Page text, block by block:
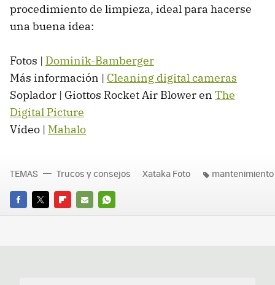
procedimiento de limpieza, ideal para hacerse
una buena idea:
Fotos | Dominik-Bamberger
Más información | Cleaning digital cameras
Soplador | Giottos Rocket Air Blower en The
Digital Picture
Vídeo | Mahalo
FACEBOOK
TWITTERFLIPBOARD
E-
WHATSAPP
TEMAS Trucos y consejos Xataka Foto mantenimiento